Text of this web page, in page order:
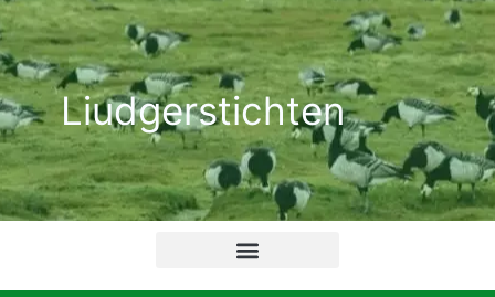
Ga
naar
de
inhoudLiudgerstichten